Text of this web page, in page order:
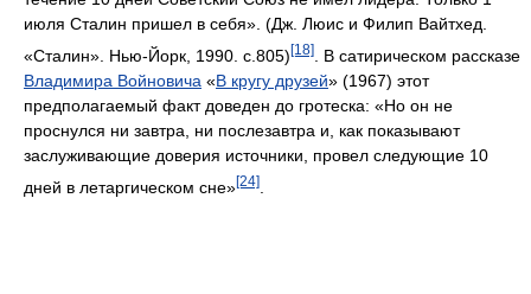
июля Сталин пришел в себя». (Дж. Люис и Филип Вайтхед.
«Сталин». Нью-Йорк, 1990. с.805) [18]
. В сатирическом рассказе
Владимира Войновича «В кругу друзей» (1967) этот
предполагаемый факт доведен до гротеска: «Но он не
проснулся ни завтра, ни послезавтра и, как показывают
заслуживающие доверия источники, провел следующие 10
дней в летаргическом сне»[24]